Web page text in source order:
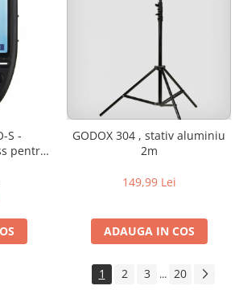
color
si
reflex,
cu burduf
S -
pentru
GODOX 304 , stativ aluminiu
2m
149,99 Lei
ADAUGA IN COS
1 2 3 ... 20